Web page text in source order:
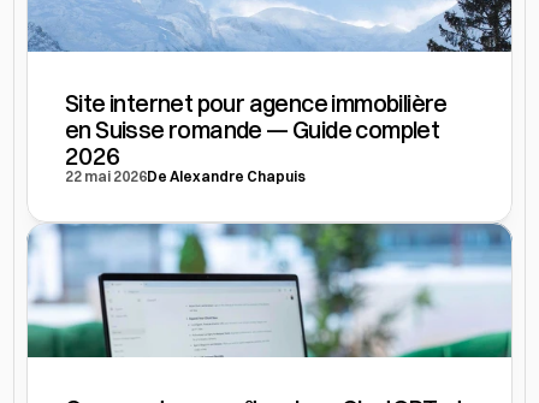
Site internet pour agence immobilière
en Suisse romande — Guide complet
2026
22 mai 2026De Alexandre Chapuis